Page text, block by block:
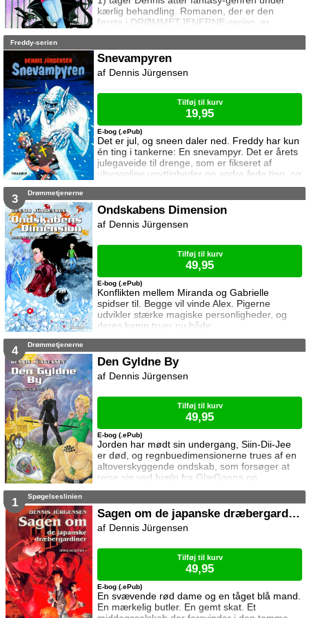
kærlig behandling. Romanen, der er den
første i DRØMMETJENERNE-serien, er
storslået som "Dystopia", spændende som
romantisk som "Kærlighed ved første hik". 13-
årige Miranda får en aften besøg af sin
drømmetjener, ændrodrill’en Mr. Spoing, som
De frygtede Nomaer er i tusindt
Freddy-serien
Snevampyren
Det er jul, og sneen daler ned. Freddy har kun
én ting i tankerne: En snevampyr. Det er årets
julegaveide til drenge, som er fikseret af
uhyggelige unyttigheder og andre fede ting, og
Freddy er selvfølgelig vild med den. Det er en
når den fyldes med sne, kan man lave en lille
ikke i de samme baner som Freddy, så
E-bog (.ePub)
Dennis Jürgensen
Tilføj til kurv
19,95
3 Drømmetjenerne
Ondskabens Dimension
Konflikten mellem Miranda og Gabrielle
spidser til. Begge vil vinde Alex. Pigerne
udvikler stærke magiske personligheder, og
deres kamp truer nu både
regnbuedimensionerne og Jorden. I
hensynsløse GlæGanna en monsterhær som
skal knuse al modstand, men Siin­-Dii-­Jee
træder i karakter, og krigen mellem mørket og
E-bog (.ePub)
Dennis Jürgensen
Tilføj til kurv
49,95
4 Drømmetjenerne
Den Gyldne By
Jorden har mødt sin undergang, Siin-Dii-Jee
er død, og regnbuedimensionerne trues af en
altoverskyggende ondskab, som forsøger at
rejse sig ved hjælp fra GlæGanna og
Mandators Kappe. Alex er forsvundet i
Den Gyldne By, og endnu en drømmetjener
bliver sat i spil. Mange forsøger at nå deres
mål, og som ved magiens kraft synes alle
E-bog (.ePub)
Dennis Jürgensen
Tilføj til kurv
49,95
1 Spøgelseslinien
Sagen om de japanske dræbergardiner
En svævende rød dame og en tåget blå mand.
En mærkelig butler. En gemt skat. Et
E-bog (.ePub)
Dennis Jürgensen
Tilføj til kurv
49,95